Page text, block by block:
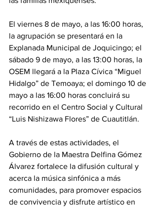
El viernes 8 de mayo, a las 16:00 horas,
la agrupación se presentará en la
Explanada Municipal de Joquicingo; el
sábado 9 de mayo, a las 13:00 horas, la
OSEM llegará a la Plaza Cívica “Miguel
Hidalgo” de Temoaya; el domingo 10 de
mayo a las 16:00 horas concluirá su
recorrido en el Centro Social y Cultural
“Luis Nishizawa Flores” de Cuautitlán.
A través de estas actividades, el
Gobierno de la Maestra Delfina Gómez
Álvarez fortalece la difusión cultural y
acerca la música sinfónica a más
comunidades, para promover espacios
de convivencia y disfrute artístico en